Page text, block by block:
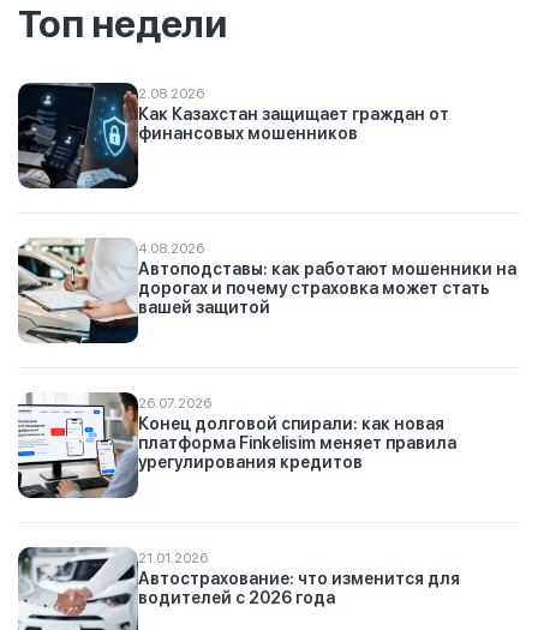
Топ недели
2.08.2026
Как Казахстан защищает граждан от
финансовых мошенников
4.08.2026
Автоподставы: как работают мошенники на
дорогах и почему страховка может стать
вашей защитой
26.07.2026
Конец долговой спирали: как новая
платформа Finkelisim меняет правила
урегулирования кредитов
21.01.2026
Автострахование: что изменится для
водителей с 2026 года